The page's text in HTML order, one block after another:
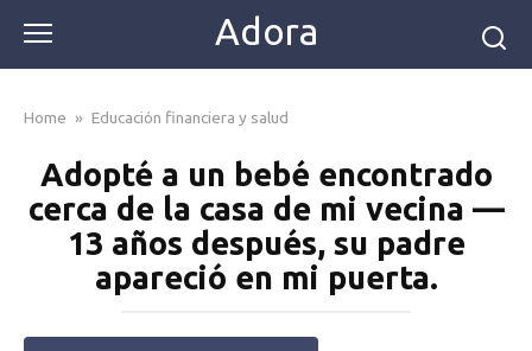
content
Adora
Home » Educación financiera y salud
Adopté a un bebé encontrado
cerca de la casa de mi vecina —
13 años después, su padre
apareció en mi puerta.